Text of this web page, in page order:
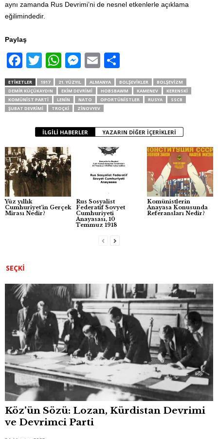
aynı zamanda Rus Devrimi’ni de nesnel etkenlerle açıklama
eğilimindedir.
Paylaş
F
a
c
e
o
k
T
wi
tt
er
W
h
at
s
A
p
p
M
e
ss
e
n
g
E
m
ail
h
ar
e
ETIKETLER 1917 21. YÜZYIL ALMANYA BOLŞEVIKLER
BOLŞEVIZM
DEMIR KÜÇÜKAYDIN
EKIM DEVRIMI HOBSBAWM KAMENEV
KERENSKI
KOMÜNIST PARTI
LENIN NATO OPORTÜNISTLER RUSYA
SSCB
ŞUBAT DEVRIMI
TROÇKI ZINOVYEV
İLGILI HABERLER YAZARIN DIĞER İÇERIKLERI
Yüz yıllık
Cumhuriyet’in Gerçek
Mirası Nedir?
Rus Sosyalist
Federatif Sovyet
Cumhuriyeti
Anayasası, 10
Temmuz 1918
Komünistlerin
Anayasa Konusunda
Referansları Nedir?
SEÇKI
Köz’ün Sözü: Lozan, Kürdistan Devrimi
ve Devrimci Parti